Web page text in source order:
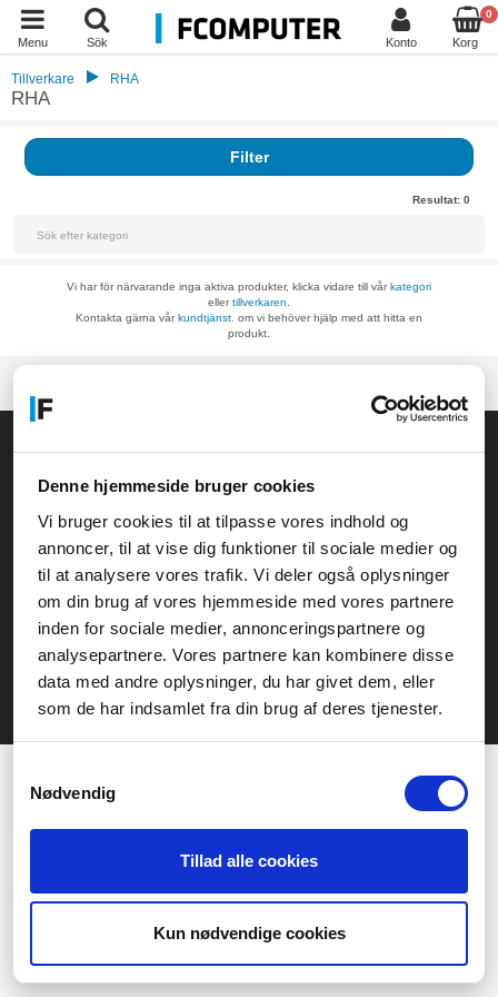
Denne hjemmeside bruger cookies
Vi bruger cookies til at tilpasse vores indhold og
annoncer, til at vise dig funktioner til sociale medier og
til at analysere vores trafik. Vi deler også oplysninger
om din brug af vores hjemmeside med vores partnere
inden for sociale medier, annonceringspartnere og
analysepartnere. Vores partnere kan kombinere disse
data med andre oplysninger, du har givet dem, eller
som de har indsamlet fra din brug af deres tjenester.
Nødvendig
Tillad alle cookies
Kun nødvendige cookies
Menu Sök Konto
0
Korg
Tillverkare RHA
RHA
Filter
Resultat: 0
Vi har för närvarande inga aktiva produkter, klicka vidare till vårkategori
ellertillverkaren.
Kontakta gärna vårkundtjänst. om vi behöver hjälp med att hitta en
produkt.
kundservice@fcomputer.se
Service- och reklamationsavdelningen:
service@fcomputer.se
Webbplatskarta
Kundcenter
3 veckors returrätt
Ångra köp
Skapa klagomål
Datasäkerhet/cookies